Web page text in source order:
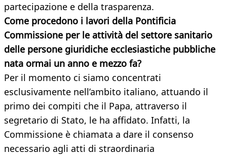
partecipazione e della trasparenza.
Come procedono i lavori della Pontificia
Commissione per le attività del settore sanitario
delle persone giuridiche ecclesiastiche pubbliche
nata ormai un anno e mezzo fa?
Per il momento ci siamo concentrati
esclusivamente nell’ambito italiano, attuando il
primo dei compiti che il Papa, attraverso il
segretario di Stato, le ha affidato. Infatti, la
Commissione è chiamata a dare il consenso
necessario agli atti di straordinaria